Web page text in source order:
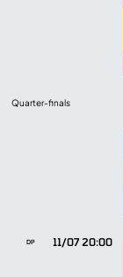
Quarter-finals
11/07 20:00
DP